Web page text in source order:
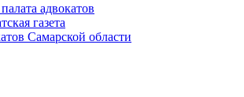
адвокатов
газета
Самарской области